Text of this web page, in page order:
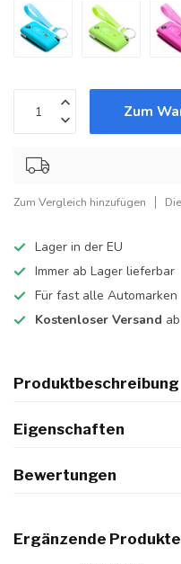
Zum
Zum Vergleich hinzufügen
Lager in der EU
Immer ab Lager lieferbar
Für fast alle Automarken
Kostenloser Versand
Produktbeschreibung
Eigenschaften
Bewertungen
Ergänzende Produkte